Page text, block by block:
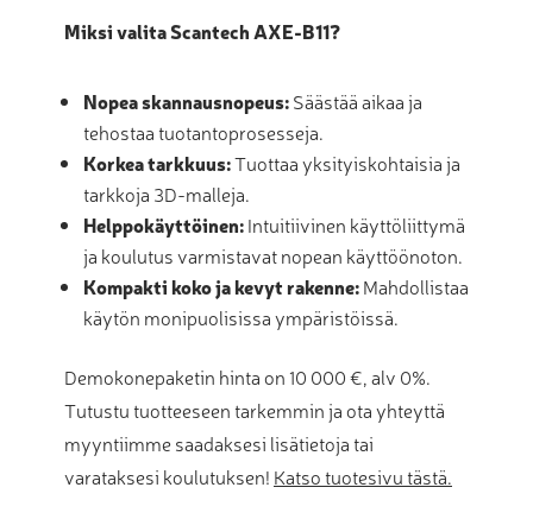
Miksi valita Scantech AXE-B11?
Nopea skannausnopeus:Säästää aikaa ja
tehostaa tuotantoprosesseja.
Korkea tarkkuus:Tuottaa yksityiskohtaisia ja
tarkkoja 3D-malleja.
Helppokäyttöinen:Intuitiivinen käyttöliittymä
ja koulutus varmistavat nopean käyttöönoton.
Kompakti koko ja kevyt rakenne:Mahdollistaa
käytön monipuolisissa ympäristöissä.
Demokonepaketin hinta on 10 000 €, alv 0%.
Tutustu tuotteeseen tarkemmin ja ota yhteyttä
myyntiimme saadaksesi lisätietoja tai
varataksesi koulutuksen! Katso tuotesivu tästä.